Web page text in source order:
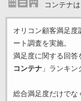
コンテナ
オリコン顧客満足度
ート調査を実施。
満足度に関する回答
コンテナ」ランキン
総合満足度だけでな